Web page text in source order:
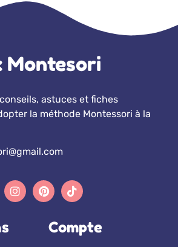
Montesori
astuces et fiches
la méthode Montessori à la
Compte